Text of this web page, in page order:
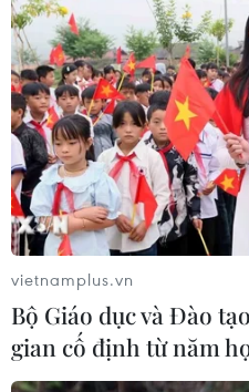
vietnamplus.vn
Bộ Giáo dục và Đào
gian cố định từ năm